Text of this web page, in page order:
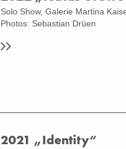
Solo Show, Galerie Martina
Photos: Sebastian Drüen
2021 „Identity“